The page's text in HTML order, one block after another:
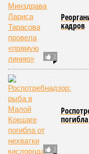
2
кадров
3